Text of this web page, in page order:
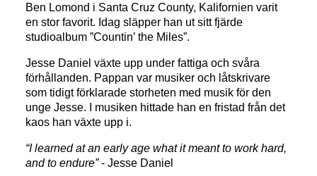
Ben Lomond i Santa Cruz County, Kalifornien varit
en stor favorit. Idag släpper han ut sitt fjärde
studioalbum ”Countin’ the Miles”.
Jesse Daniel växte upp under fattiga och svåra
förhållanden. Pappan var musiker och låtskrivare
som tidigt förklarade storheten med musik för den
unge Jesse. I musiken hittade han en fristad från det
kaos han växte upp i.
“I learned at an early age what it meant to work hard,
and to endure”- Jesse Daniel